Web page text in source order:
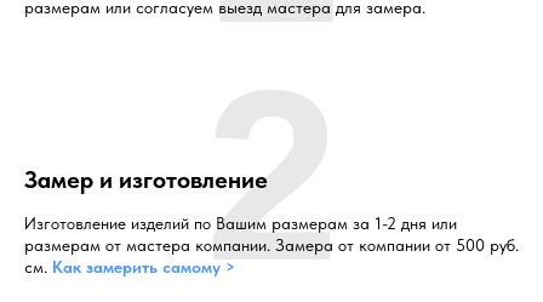
размерам или согласуем выезд мастера для замера.
Замер и изготовление
Изготовление изделий по Вашим размерам за 1-2 дня или
размерам от мастера компании. Замера от компании от 500 руб.
см. Как замерить самому >2